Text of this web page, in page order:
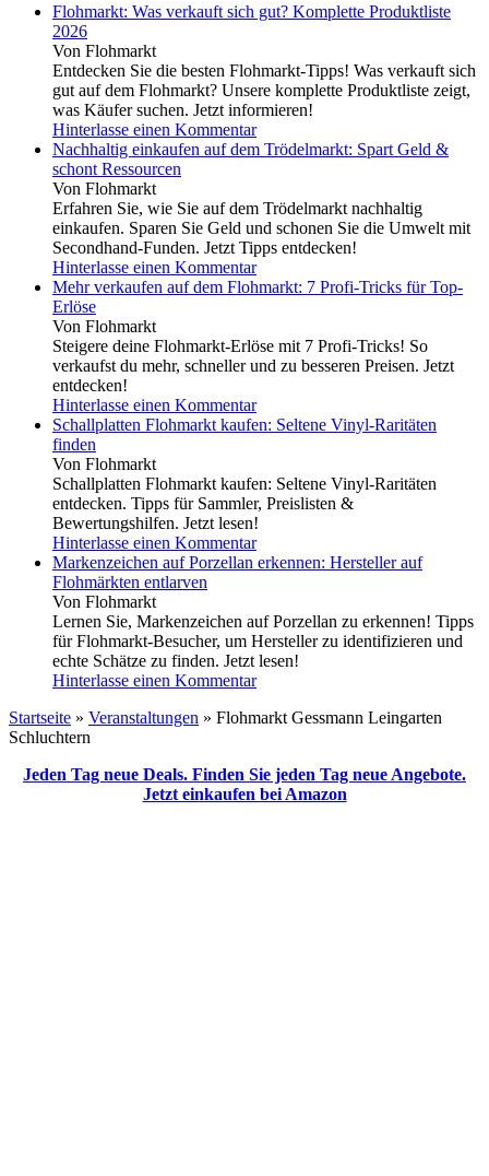
Flohmarkt: Was verkauft sich gut? Komplette Produktliste
2026
Von Flohmarkt
Entdecken Sie die besten Flohmarkt-Tipps! Was verkauft sich
gut auf dem Flohmarkt? Unsere komplette Produktliste zeigt,
was Käufer suchen. Jetzt informieren!
Hinterlasse einen Kommentar
Nachhaltig einkaufen auf dem Trödelmarkt: Spart Geld &
schont Ressourcen
Von Flohmarkt
Erfahren Sie, wie Sie auf dem Trödelmarkt nachhaltig
einkaufen. Sparen Sie Geld und schonen Sie die Umwelt mit
Secondhand-Funden. Jetzt Tipps entdecken!
Hinterlasse einen Kommentar
Mehr verkaufen auf dem Flohmarkt: 7 Profi-Tricks für Top-
Erlöse
Von Flohmarkt
Steigere deine Flohmarkt-Erlöse mit 7 Profi-Tricks! So
verkaufst du mehr, schneller und zu besseren Preisen. Jetzt
entdecken!
Hinterlasse einen Kommentar
Schallplatten Flohmarkt kaufen: Seltene Vinyl-Raritäten
finden
Von Flohmarkt
Schallplatten Flohmarkt kaufen: Seltene Vinyl-Raritäten
entdecken. Tipps für Sammler, Preislisten &
Bewertungshilfen. Jetzt lesen!
Hinterlasse einen Kommentar
Markenzeichen auf Porzellan erkennen: Hersteller auf
Flohmärkten entlarven
Von Flohmarkt
Lernen Sie, Markenzeichen auf Porzellan zu erkennen! Tipps
für Flohmarkt-Besucher, um Hersteller zu identifizieren und
echte Schätze zu finden. Jetzt lesen!
Hinterlasse einen Kommentar
Startseite » Veranstaltungen » Flohmarkt Gessmann Leingarten
Schluchtern
Jeden Tag neue Deals. Finden Sie jeden Tag neue Angebote.
Jetzt einkaufen bei Amazon